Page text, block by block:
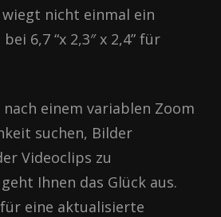
wiegt nicht einmal ein
6,7 “x 2,3″ x 2,4” für
nach einem variablen Zoom
suchen, Bilder
Videoclips zu
Ihnen das Glück aus.
eine aktualisierte